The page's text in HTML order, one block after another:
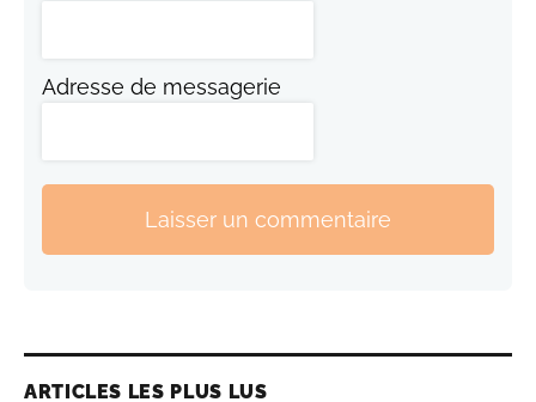
Adresse de messagerie
Laisser un commentaire
ARTICLES LES PLUS LUS